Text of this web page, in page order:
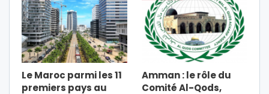
Le Maroc parmi les 11
premiers pays au
Amman : le rôle du
Comité Al-Qods,